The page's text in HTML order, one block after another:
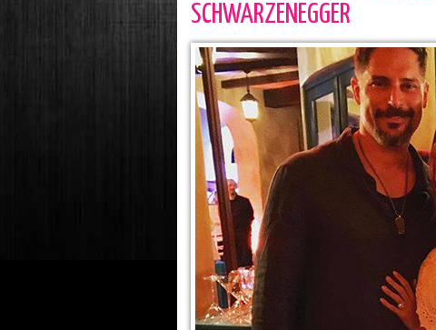
SCHWARZENEGGER